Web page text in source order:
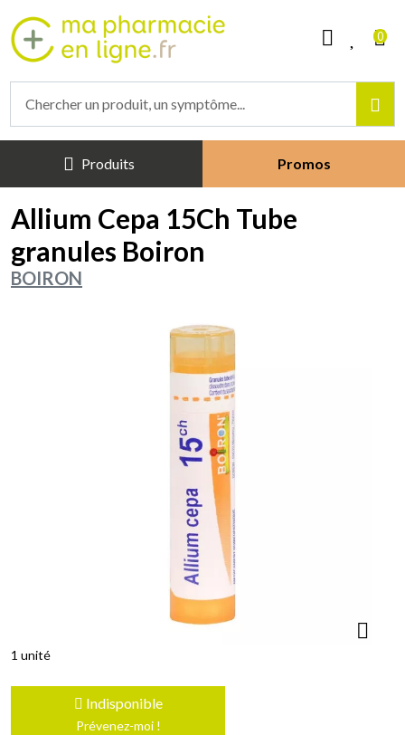
0
Produits Promos
Allium Cepa 15Ch Tube
granules Boiron
BOIRON
1 unité
Indisponible
Prévenez-moi !